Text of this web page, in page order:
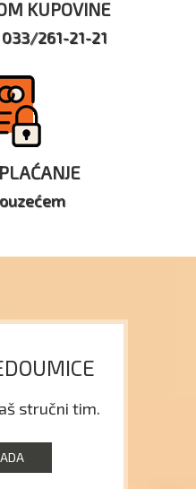
KUPOVINE
261-21-21
stručni tim.